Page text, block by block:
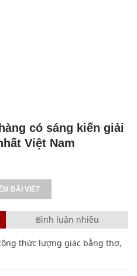
có sáng kiến giải
Việt Nam
BÀI VIẾT
Bình luận nhiều
thức lượng giác bằng thơ,